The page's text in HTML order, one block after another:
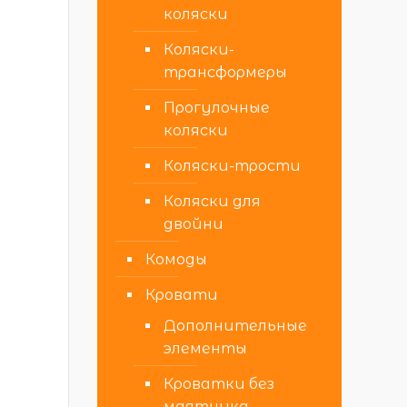
коляски
Коляски-
трансформеры
Прогулочные
коляски
Коляски-трости
Коляски для
двойни
Комоды
Кровати
Дополнительные
элементы
Кроватки без